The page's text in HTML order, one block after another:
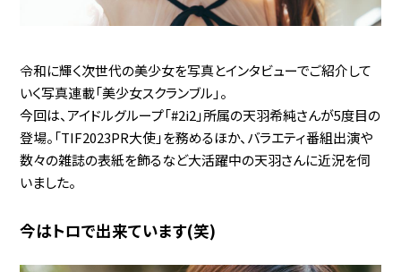
令和に輝く次世代の美少女を写真とインタビューでご紹介して
いく写真連載「美少女スクランブル」。
今回は、アイドルグループ「#2i2」所属の天羽希純さんが5度目の
登場。「TIF2023PR大使」を務めるほか、バラエティ番組出演や
数々の雑誌の表紙を飾るなど大活躍中の天羽さんに近況を伺
いました。
今はトロで出来ています(笑)